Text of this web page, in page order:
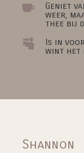

Geniet
weer,
thee bij

Is in
wint
Shannon